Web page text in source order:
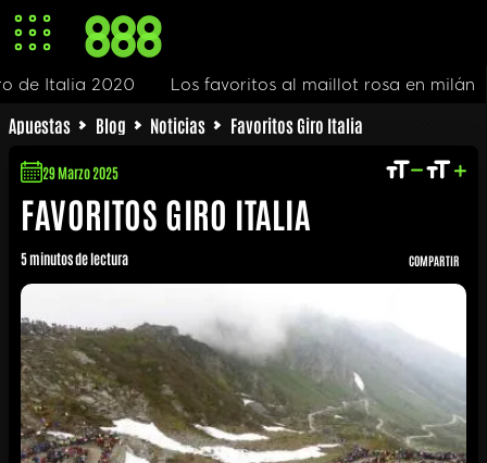
Apuestas Blog Noticias Favoritos Giro Italia
FAVORITOS GIRO ITALIA
29 Marzo 2025
5 minutos de lectura COMPARTIR
de Italia 2020 Los favoritos al maillot rosa en milán